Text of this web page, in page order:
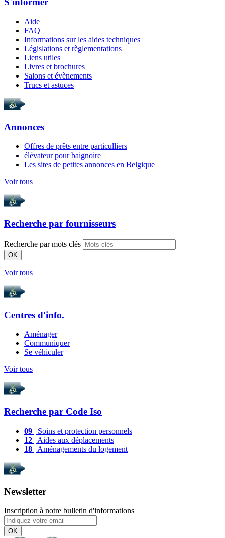
Aide
FAQ
Informations sur les aides techniques
Législations et règlementations
Liens utiles
Livres et brochures
Salons et évènements
Trucs et astuces
Annonces
Offres de prêts entre particulliers
élévateur pour baignoire
Les sites de petites annonces en Belgique
Voir tous
Recherche par fournisseurs
Recherche par mots clés
OK
Voir tous
Centres d'info.
Aménager
Communiquer
Se véhiculer
Voir tous
Recherche par Code Iso
09 | Soins et protection personnels
12 | Aides aux déplacements
18 | Aménagements du logement
Newsletter
Inscription à notre bulletin d'informations
OK